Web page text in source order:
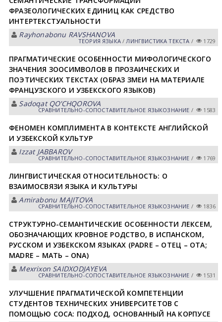
ФРАЗЕОЛОГИЧЕСКИХ ЕДИНИЦ КАК СРЕДСТВО
ИНТЕРТЕКСТУАЛЬНОСТИ
Rayhonabonu RAVSHANOVA
ТЕОРИЯ ЯЗЫКА/ЛИНГВИСТИКА ТЕКСТА / 1729
ПРАГМАТИЧЕСКИЕ ОСОБЕННОСТИ МИФОЛОГИЧЕСКОГО
ЗНАЧЕНИЯ ЗООСИМВОЛОВ В ПРОЗАИЧЕСКИХ И
ПОЭТИЧЕСКИХ ТЕКСТАХ (ОБРАЗ ЗМЕИ НА МАТЕРИАЛЕ
ФРАНЦУЗСКОГО И УЗБЕКСКОГО ЯЗЫКОВ)
Sadoqat QOʼCHQOROVА
СРАВНИТЕЛЬНО-СОПОСТАВИТЕЛЬНОЕ ЯЗЫКОЗНАНИЕ / 1583
ФЕНОМЕН КОМПЛИМЕНТА В КОНТЕКСТЕ АНГЛИЙСКОЙ
И УЗБЕКСКОЙ КУЛЬТУР
Izzat JABBAROV
СРАВНИТЕЛЬНО-СОПОСТАВИТЕЛЬНОЕ ЯЗЫКОЗНАНИЕ / 1769
ЛИНГВИСТИЧЕСКАЯ ОТНОСИТЕЛЬНОСТЬ: О
ВЗАИМОСВЯЗИ ЯЗЫКА И КУЛЬТУРЫ
Amirabonu MAJITOVA
СРАВНИТЕЛЬНО-СОПОСТАВИТЕЛЬНОЕ ЯЗЫКОЗНАНИЕ / 1836
СТРУКТУРНО-СЕМАНТИЧЕСКИЕ ОСОБЕННОСТИ ЛЕКСЕМ,
ОБОЗНАЧАЮЩИХ КРОВНОЕ РОДСТВО, В ИСПАНСКОМ,
РУССКОМ И УЗБЕКСКОМ ЯЗЫКАХ (PADRE – ОТЕЦ – OTA;
MADRE – МАТЬ – ONA)
Mexrixon SAIDXODJAYEVA
СРАВНИТЕЛЬНО-СОПОСТАВИТЕЛЬНОЕ ЯЗЫКОЗНАНИЕ / 1531
УЛУЧШЕНИЕ ПРАГМАТИЧЕСКОЙ КОМПЕТЕНЦИИ
СТУДЕНТОВ ТЕХНИЧЕСКИХ УНИВЕРСИТЕТОВ С
ПОМОЩЬЮ COCA: ПОДХОД, ОСНОВАННЫЙ НА КОРПУСЕ